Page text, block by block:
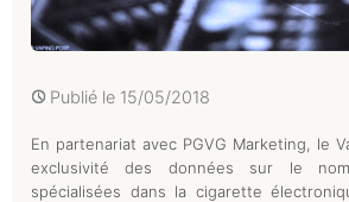
Publié le 15/05/2018
En partenariat avec PGVG Marketing, le
exclusivité des données sur le
spécialisées dans la cigarette